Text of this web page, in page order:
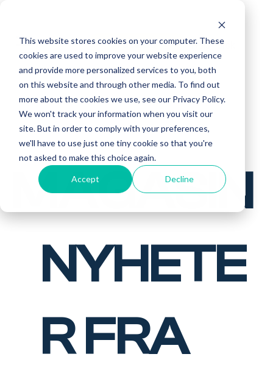
This website stores cookies on your computer. These
cookies are used to improve your website experience
and provide more personalized services to you, both
on this website and through other media. To find out
more about the cookies we use, see our Privacy Policy.
We won't track your information when you visit our
site. But in order to comply with your preferences,
we'll have to use just one tiny cookie so that you're
not asked to make this choice again.
Accept Decline
Reis norsk
Få tilbud
MAGASIN
NYHETE
R FRA